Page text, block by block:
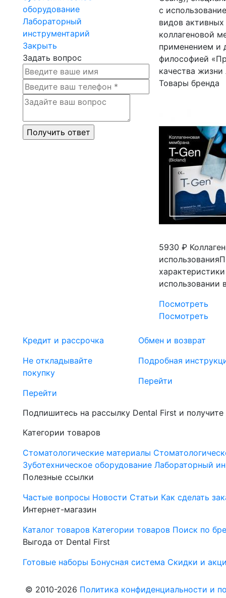
оборудование
Лабораторный
инструментарий
Закрыть
Задать вопрос
с
видов
коллагеновой
применением и
философией
качества
Товары бренда
5930 ₽
использовании
Посмотреть
Посмотреть
Кредит и рассрочка
Не откладывайте
покупку
Перейти
Обмен и возврат
Подробная
Перейти
Подпишитесь на рассылку Dental First и
Категории товаров
Стоматологические материалы
Зуботехническое оборудование Лабораторный
Полезные ссылки
Частые вопросы Новости Статьи Как сделать
Интернет-магазин
Каталог товаров Категории товаров Поиск по
Выгода от Dental First
Готовые наборы Бонусная система Скидки и
© 2010-2026 Политика конфиденциальности и